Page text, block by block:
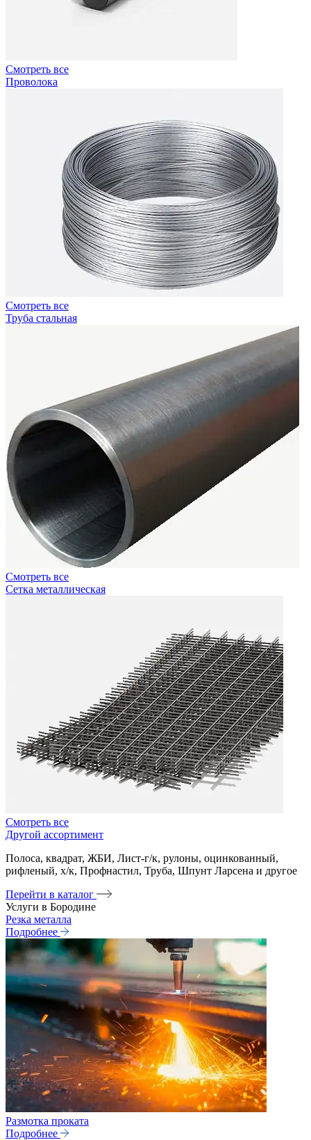
Смотреть все
Проволока
Смотреть все
Труба стальная
Смотреть все
Сетка металлическая
Смотреть все
Другой ассортимент
Полоса, квадрат, ЖБИ, Лист-г/к, рулоны, оцинкованный,
рифленый, х/к, Профнастил, Труба, Шпунт Ларсена и другое
Перейти в каталог
Услуги в Бородине
Резка металла
Подробнее
Размотка проката
Подробнее